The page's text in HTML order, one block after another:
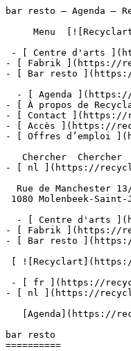
bar resto – Agenda
- [ Fabrik ](https://
- [ Bar resto
- [ À propos de
- [ Contact ](https://
- [ Accès ](https://
- [ Offres d’emploi
- [ nl ](https://
- [ Fabrik ](https://
- [ Bar resto
- [ nl ](https://
bar resto
==========